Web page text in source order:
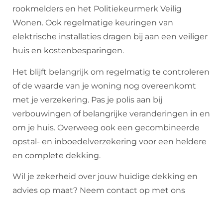
rookmelders en het Politiekeurmerk Veilig
Wonen. Ook regelmatige keuringen van
elektrische installaties dragen bij aan een veiliger
huis en kostenbesparingen.
Het blijft belangrijk om regelmatig te controleren
of de waarde van je woning nog overeenkomt
met je verzekering. Pas je polis aan bij
verbouwingen of belangrijke veranderingen in en
om je huis. Overweeg ook een gecombineerde
opstal- en inboedelverzekering voor een heldere
en complete dekking.
Wil je zekerheid over jouw huidige dekking en
advies op maat? Neem contact op met ons